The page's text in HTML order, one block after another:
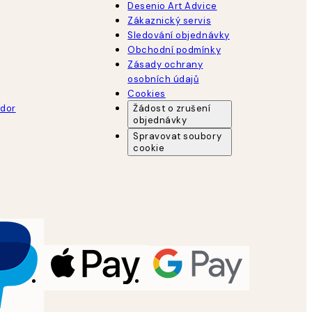
Desenio Art Advice
Zákaznický servis
Sledování objednávky
Obchodní podmínky
Zásady ochrany
osobních údajů
Cookies
Žádost o zrušení
objednávky
Spravovat soubory
cookie